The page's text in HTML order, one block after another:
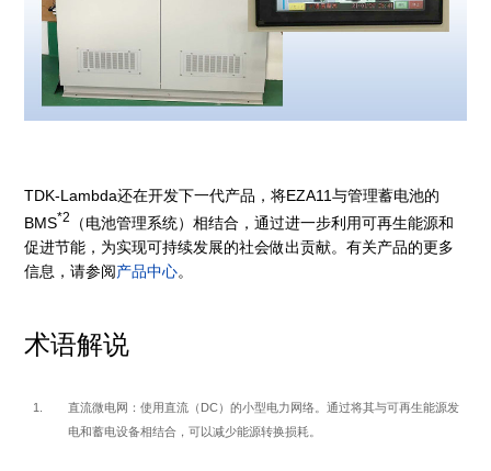
TDK-Lambda还在开发下一代产品，将EZA11与管理蓄电池的
BMS*2
（电池管理系统）相结合，通过进一步利用可再生能源和
促进节能，为实现可持续发展的社会做出贡献。有关产品的更多
信息，请参阅产品中心。
术语解说
直流微电网：使用直流（DC）的小型电力网络。通过将其与可再生能源发
电和蓄电设备相结合，可以减少能源转换损耗。